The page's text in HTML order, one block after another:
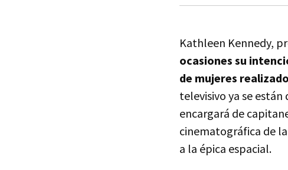
Kathleen Kennedy,
ocasiones su
de mujeres
televisivo ya se están
encargará de
cinematográfica de
a la épica espacial.